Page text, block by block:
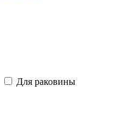
Для раковины